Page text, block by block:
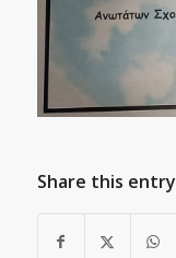
Share this entry